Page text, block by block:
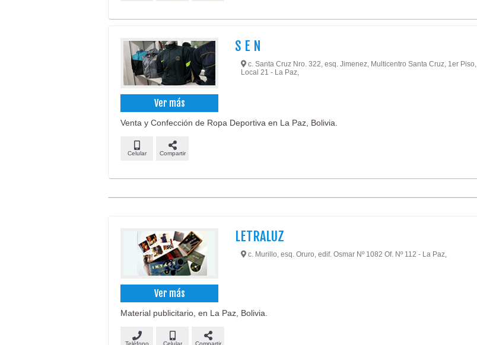
Ver más
S E N
c. Santa Cruz Nro. 322, esq. Jimenez, Multicentro Santa Cruz, 1er Piso,
Local 21 - La Paz,
Venta y Confección de Ropa Deportiva en La Paz, Bolivia.
Celular Compartir
Ver más
LETRALUZ
c. Murillo, esq. Oruro, edif. Osmar Nº 1082 Of. Nº 112 - La Paz,
Material publicitario, en La Paz, Bolivia.
Teléfono Celular Compartir